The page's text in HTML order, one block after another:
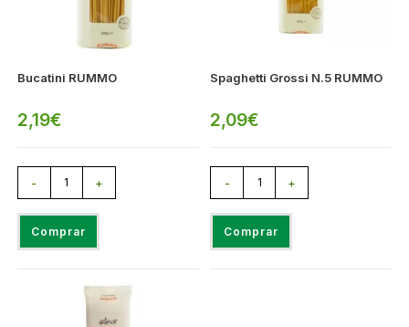
Bucatini RUMMO
2,19€
- +
Comprar
Spaghetti Grossi N.5 RUMMO
2,09€
- +
Comprar